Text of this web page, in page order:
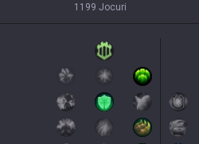
1199 Jocuri